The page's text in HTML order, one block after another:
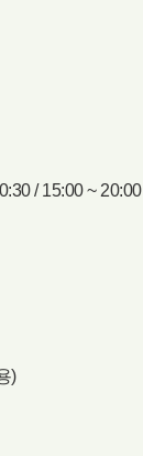
/ 15:00 ~ 20:00
)